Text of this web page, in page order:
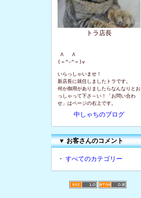
トラ店長
Λ   Λ
(＝^-^＝)v
いらっしゃいませ！
新店長に就任しましたトラです。
何か御用がありましたらなんなりとお
っしゃって下さ～い！「お問い合わ
せ」はページの右上です。
中しゃちのブログ
▼お客さんのコメント
・ すべてのカテゴリー